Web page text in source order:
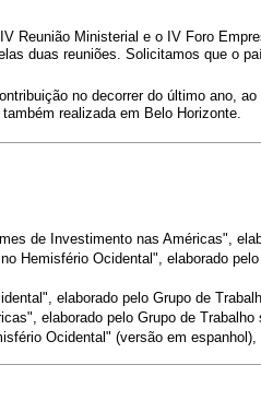
Reunião Ministerial e o IV Foro
duas reuniões. Solicitamos que o
no decorrer do último ano,
realizada em Belo Horizonte.
de Investimento nas Américas",
Hemisfério Ocidental", elaborado
elaborado pelo Grupo de
elaborado pelo Grupo de
Ocidental" (versão em